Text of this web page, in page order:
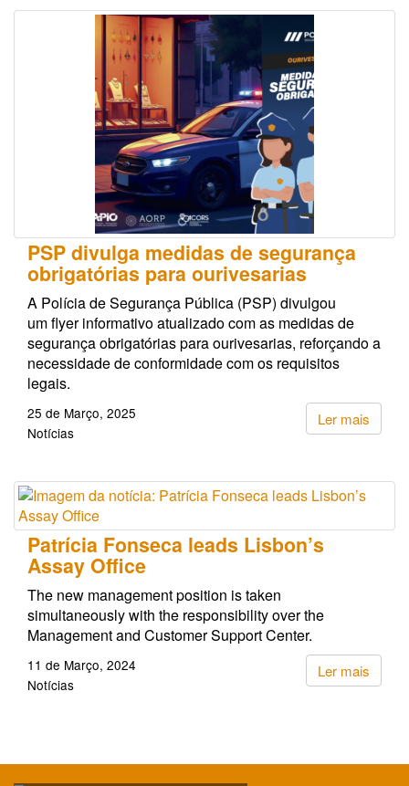
PSP divulga medidas de segurança
obrigatórias para ourivesarias
A Polícia de Segurança Pública (PSP) divulgou
um flyer informativo atualizado com as medidas de
segurança obrigatórias para ourivesarias, reforçando a
necessidade de conformidade com os requisitos
legais.
Ler mais
25 de Março, 2025
Notícias
Patrícia Fonseca leads Lisbon’s
Assay Office
The new management position is taken
simultaneously with the responsibility over the
Management and Customer Support Center.
Ler mais
11 de Março, 2024
Notícias